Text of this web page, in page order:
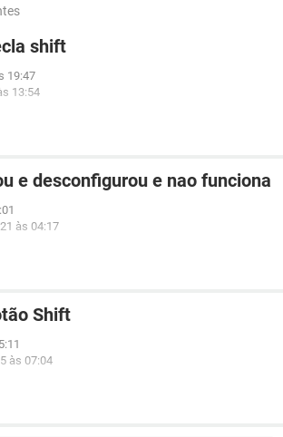
shift
19:47
13:54
e desconfigurou e nao funciona
às 04:17
Shift
às 07:04